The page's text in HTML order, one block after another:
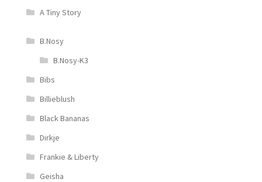
A Tiny Story
B.Nosy
B.Nosy-K3
Bibs
Billieblush
Black Bananas
Dirkje
Frankie & Liberty
Geisha